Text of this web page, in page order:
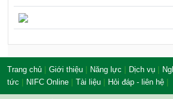
Trang chủ | Giới thiệu | Năng lực | Dịch vụ |
tức | NIFC Online | Tài liệu | Hỏi đáp - liên hệ |